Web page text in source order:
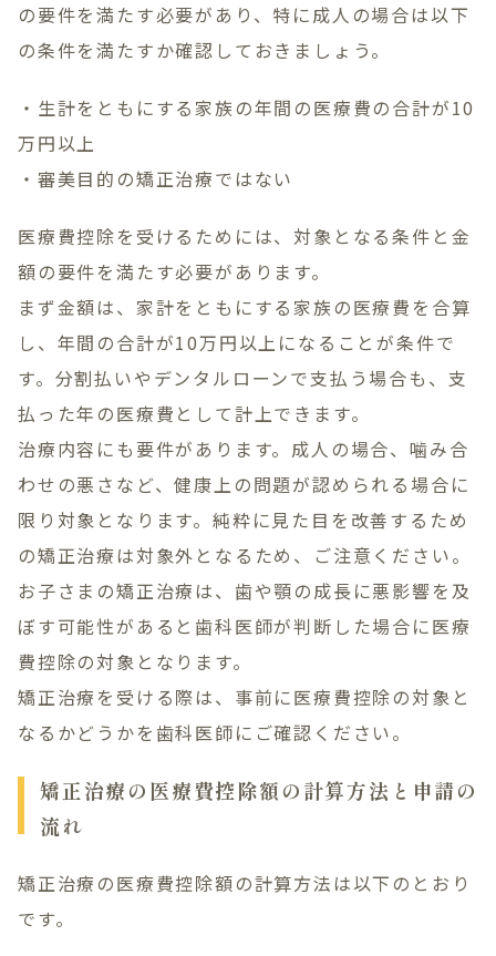
の要件を満たす必要があり、特に成人の場合は以下
の条件を満たすか確認しておきましょう。
・生計をともにする家族の年間の医療費の合計が10
万円以上
・審美目的の矯正治療ではない
医療費控除を受けるためには、対象となる条件と金
額の要件を満たす必要があります。
まず金額は、家計をともにする家族の医療費を合算
し、年間の合計が10万円以上になることが条件で
す。分割払いやデンタルローンで支払う場合も、支
払った年の医療費として計上できます。
治療内容にも要件があります。成人の場合、噛み合
わせの悪さなど、健康上の問題が認められる場合に
限り対象となります。純粋に見た目を改善するため
の矯正治療は対象外となるため、ご注意ください。
お子さまの矯正治療は、歯や顎の成長に悪影響を及
ぼす可能性があると歯科医師が判断した場合に医療
費控除の対象となります。
矯正治療を受ける際は、事前に医療費控除の対象と
なるかどうかを歯科医師にご確認ください。
矯正治療の医療費控除額の計算方法と申請の
流れ
矯正治療の医療費控除額の計算方法は以下のとおり
です。